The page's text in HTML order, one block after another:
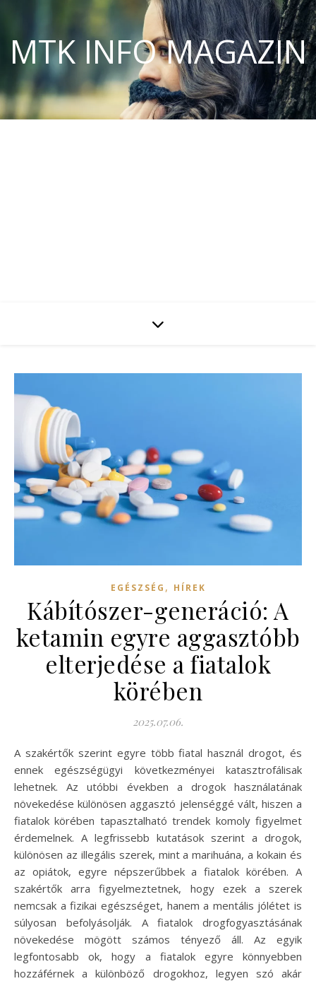
MTK INFO MAGAZIN
EGÉSZSÉG , HÍREK
Kábítószer-generáció: A
ketamin egyre aggasztóbb
elterjedése a fiatalok
körében
2025.07.06.
A szakértők szerint egyre több fiatal használ drogot, és
ennek egészségügyi következményei katasztrofálisak
lehetnek. Az utóbbi években a drogok használatának
növekedése különösen aggasztó jelenséggé vált, hiszen a
fiatalok körében tapasztalható trendek komoly figyelmet
érdemelnek. A legfrissebb kutatások szerint a drogok,
különösen az illegális szerek, mint a marihuána, a kokain és
az opiátok, egyre népszerűbbek a fiatalok körében. A
szakértők arra figyelmeztetnek, hogy ezek a szerek
nemcsak a fizikai egészséget, hanem a mentális jólétet is
súlyosan befolyásolják. A fiatalok drogfogyasztásának
növekedése mögött számos tényező áll. Az egyik
legfontosabb ok, hogy a fiatalok egyre könnyebben
hozzáférnek a különböző drogokhoz, legyen szó akár